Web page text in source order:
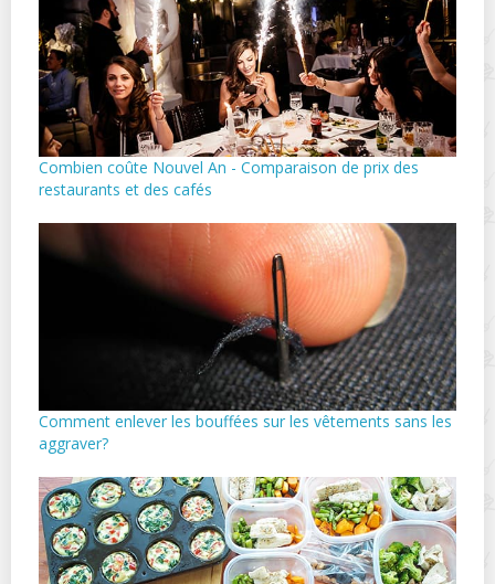
Combien coûte Nouvel An - Comparaison de prix des
restaurants et des cafés
Comment enlever les bouffées sur les vêtements sans les
aggraver?